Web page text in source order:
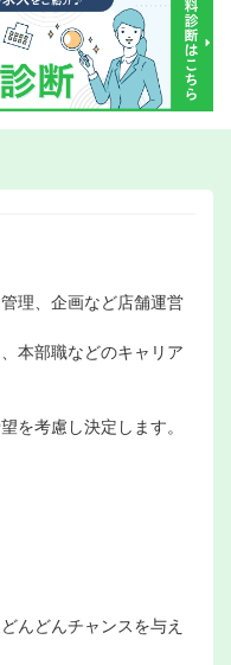
理、企画など店舗運営
本部職などのキャリア
を考慮し決定します。
んどんチャンスを与え